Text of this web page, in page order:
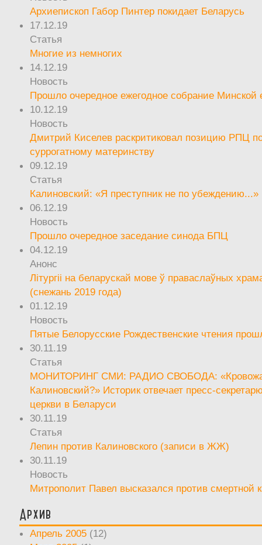
Архиепископ Габор Пинтер покидает Беларусь
17.12.19
Статья
Многие из немногих
14.12.19
Новость
Прошло очередное ежегодное собрание
10.12.19
Новость
Дмитрий Киселев раскритиковал позицию РПЦ
суррогатному материнству
09.12.19
Статья
Калиновский: «Я преступник не по убеждению...»
06.12.19
Новость
Прошло очередное заседание синода БПЦ
04.12.19
Анонс
Літургіі на беларускай мове ў праваслаўных
(снежань 2019 года)
01.12.19
Новость
Пятые Белорусские Рождественские чтения
30.11.19
Статья
МОНИТОРИНГ СМИ: РАДИО СВОБОДА:
Калиновский?» Историк отвечает пресс-
церкви в Беларуси
30.11.19
Статья
Лепин против Калиновского (записи в ЖЖ)
30.11.19
Новость
Митрополит Павел высказался против смертной
Архив
Апрель 2005 (12)